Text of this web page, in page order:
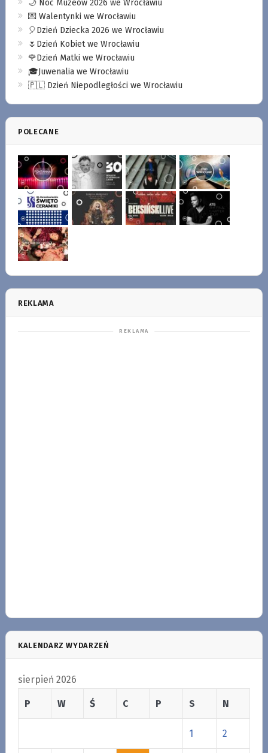
🌙 Noc Muzeów 2026 we Wrocławiu
💌 Walentynki we Wrocławiu
🎈Dzień Dziecka 2026 we Wrocławiu
🌷Dzień Kobiet we Wrocławiu
🌹Dzień Matki we Wrocławiu
🎓Juwenalia we Wrocławiu
🇵🇱 Dzień Niepodległości we Wrocławiu
POLECANE
REKLAMA
KALENDARZ WYDARZEŃ
sierpień 2026
P W Ś C P S N
1 2